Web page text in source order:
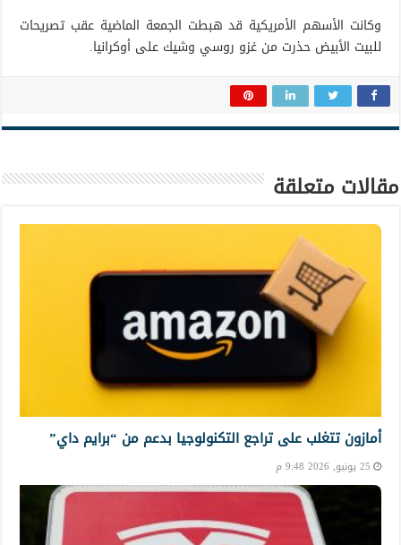
وكانت الأسهم الأمريكية قد هبطت الجمعة الماضية عقب تصريحات
للبيت الأبيض حذرت من غزو روسي وشيك على أوكرانيا.
مقالات متعلقة
أمازون تتغلب على تراجع التكنولوجيا بدعم من “برايم داي”
25 يونيو, 2026 9:48 م